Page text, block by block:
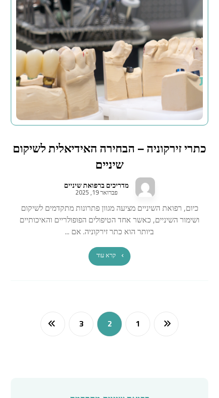
כתרי זירקוניה – הבחירה האידיאלית לשיקום
שיניים
מדריכים ברפואת שיניים
פברואר 19, 2025
כיום, רפואת השיניים מציעה מגוון פתרונות מתקדמים לשיקום
ושימור השיניים, כאשר אחד הטיפולים הפופולריים והאיכותיים
ביותר הוא כתר זירקוניה. אם ...
קרא עוד
1
2
3